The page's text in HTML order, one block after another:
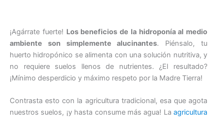
¡Agárrate fuerte! Los beneficios de la hidroponía al medio
ambiente son simplemente alucinantes. Piénsalo, tu
huerto hidropónico se alimenta con una solución nutritiva, y
no requiere suelos llenos de nutrientes. ¿El resultado?
¡Mínimo desperdicio y máximo respeto por la Madre Tierra!
Contrasta esto con la agricultura tradicional, esa que agota
nuestros suelos, ¡y hasta consume más agua! La agricultura